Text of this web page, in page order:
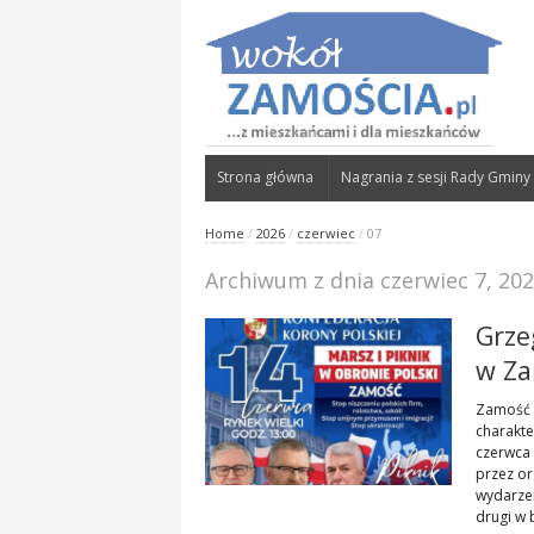
Strona główna Nagrania z sesji Rady Gminy
Home / 2026 / czerwiec / 07
Archiwum z dnia czerwiec 7,
w
przez
drugi w